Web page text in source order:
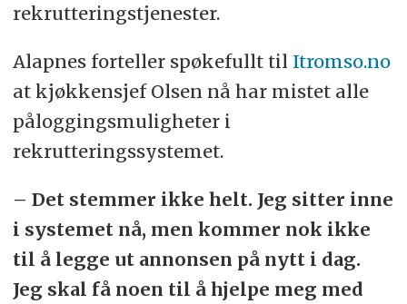
rekrutteringstjenester.
Alapnes forteller spøkefullt til Itromso.no
at kjøkkensjef Olsen nå har mistet alle
påloggingsmuligheter i
rekrutteringssystemet.
– Det stemmer ikke helt. Jeg sitter inne
i systemet nå, men kommer nok ikke
til å legge ut annonsen på nytt i dag.
Jeg skal få noen til å hjelpe meg med